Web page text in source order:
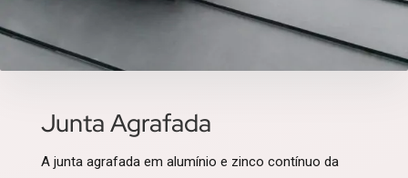
Junta Agrafada
A junta agrafada em alumínio e zinco contínuo da